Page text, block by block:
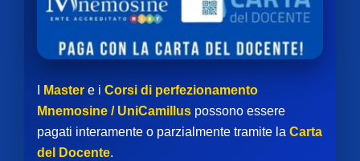
Master e i Corsi di perfezionamento
Mnemosine / UniCamillus possono essere
pagati interamente o parzialmente tramite la Carta
del Docente.